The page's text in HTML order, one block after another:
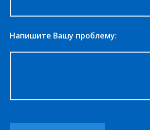
Напишите Вашу проблему: